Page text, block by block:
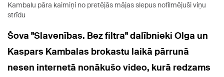
Kambalu pāra kaimiņi no pretējās mājas slepus nofilmējuši viņu
strīdu
Šova "Slavenības. Bez filtra" dalībnieki Olga un
Kaspars Kambalas brokastu laikā pārrunā
nesen internetā nonākušo video, kurā redzams